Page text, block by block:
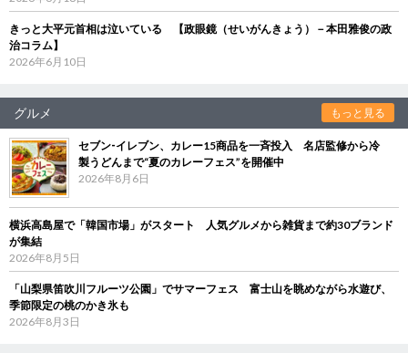
きっと大平元首相は泣いている 【政眼鏡（せいがんきょう）－本田雅俊の政
治コラム】
2026年6月10日
グルメ もっと見る
セブン‐イレブン、カレー15商品を一斉投入 名店監修から冷
製うどんまで“夏のカレーフェス”を開催中
2026年8月6日
横浜高島屋で「韓国市場」がスタート 人気グルメから雑貨まで約30ブランド
が集結
2026年8月5日
「山梨県笛吹川フルーツ公園」でサマーフェス 富士山を眺めながら水遊び、
季節限定の桃のかき氷も
2026年8月3日